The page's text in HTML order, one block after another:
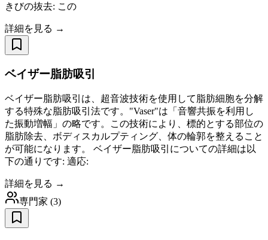
きびの抜去: この
詳細を見る →
ベイザー脂肪吸引
ベイザー脂肪吸引は、超音波技術を使用して脂肪細胞を分解
する特殊な脂肪吸引法です。"Vaser"は「音響共振を利用し
た振動増幅」の略です。この技術により、標的とする部位の
脂肪除去、ボディスカルプティング、体の輪郭を整えること
が可能になります。 ベイザー脂肪吸引についての詳細は以
下の通りです: 適応:
詳細を見る →
専門家 (3)